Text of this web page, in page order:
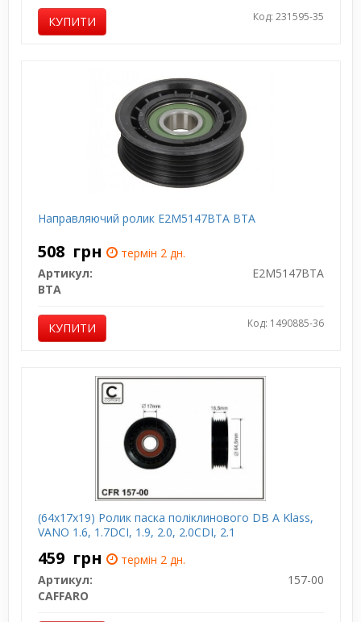
КУПИТИ Код: 231595-35
Направляючий ролик E2M5147BTA BTA
508 грн
термін 2 дн.
Артикул:
E2M5147BTA
BTA
КУПИТИ Код: 1490885-36
(64x17x19) Ролик паска поліклинового DB A Klass,
VANO 1.6, 1.7DCI, 1.9, 2.0, 2.0CDI, 2.1
459 грн
термін 2 дн.
Артикул:
157-00
CAFFARO